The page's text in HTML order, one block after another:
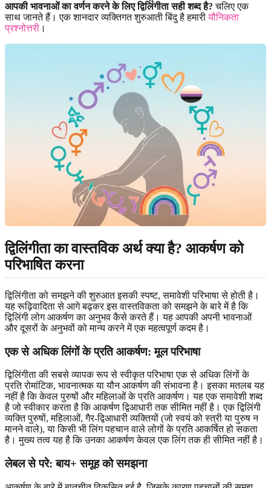
आपकी भावनाओं का वर्णन करने के लिए द्विलिंगीता सही शब्द है? चलिए एक
साथ जानते हैं। एक शानदार व्यक्तिगत शुरुआती बिंदु है हमारीयौनिकता
प्रश्नोत्तरी ।
द्विलिंगीता का वास्तविक अर्थ क्या है? आकर्षण को
परिभाषित करना
द्विलिंगीता को समझने की शुरुआत इसकी स्पष्ट, समावेशी परिभाषा से होती है।
यह रूढ़िवादिता से आगे बढ़कर इस वास्तविकता को समझने के बारे में है कि
द्विलिंगी लोग आकर्षण का अनुभव कैसे करते हैं। यह आपकी अपनी भावनाओं
और दूसरों के अनुभवों को मान्य करने में एक महत्वपूर्ण कदम है।
एक से अधिक लिंगों के प्रति आकर्षण: मूल परिभाषा
द्विलिंगीता की सबसे व्यापक रूप से स्वीकृत परिभाषा एक से अधिक लिंगों के
प्रति रोमांटिक, भावनात्मक या यौन आकर्षण की संभावना है। इसका मतलब यह
नहीं है कि केवल पुरुषों और महिलाओं के प्रति आकर्षण। यह एक समावेशी शब्द
है जो स्वीकार करता है कि आकर्षण द्विआधारी तक सीमित नहीं है। एक द्विलिंगी
व्यक्ति पुरुषों, महिलाओं, गैर-द्विआधारी व्यक्तियों (जो स्वयं को स्त्री या पुरुष न
मानने वाले), या किसी भी लिंग पहचान वाले लोगों के प्रति आकर्षित हो सकता
है। मुख्य तत्व यह है कि उनका आकर्षण केवल एक लिंग तक ही सीमित नहीं है।
लेबल से परे: बाय+ समूह को समझना